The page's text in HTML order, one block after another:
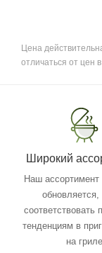
Цена
отличаться от цен
Широкий
Наш ассортимент
обновляется,
соответствовать
тенденциям в
на гриле